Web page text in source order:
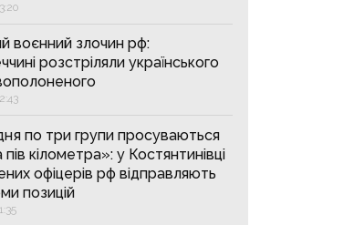
воєнний злочин рф:
розстріляли українського
по три групи просуваються
кілометра»: у Костянтинівці
офіцерів рф відправляють
позицій